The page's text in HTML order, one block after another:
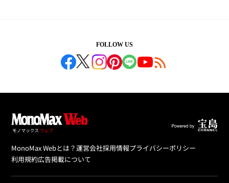
FOLLOW US
MonoMax Webとは？運営会社採用情報プライバシーポリシー
利用規約広告掲載について